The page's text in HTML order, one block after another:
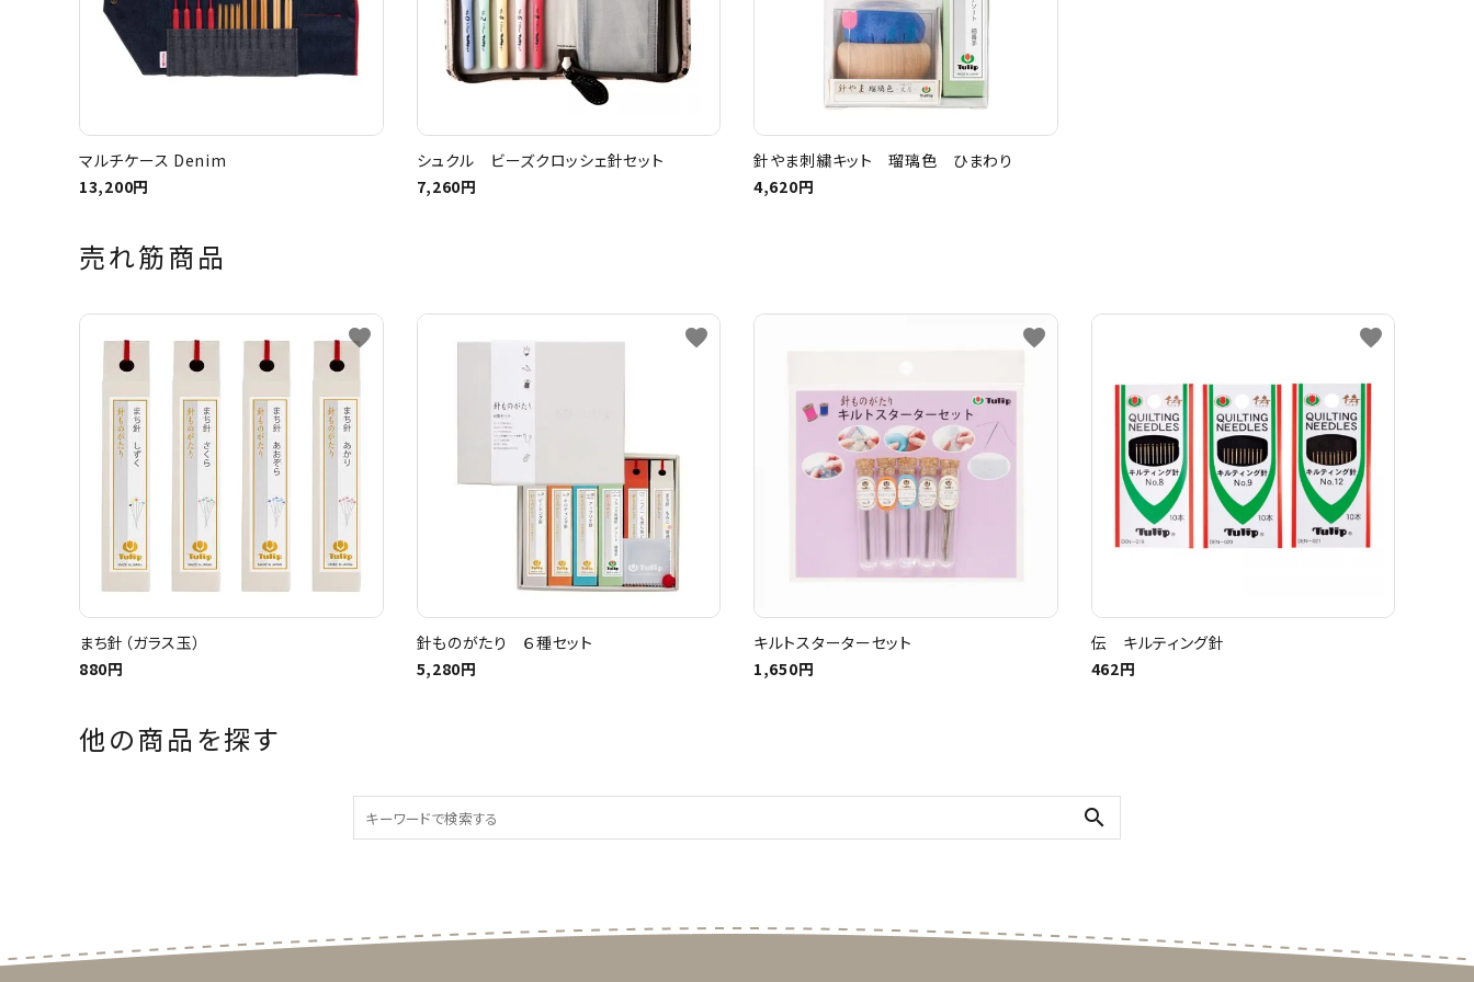
マルチケース Denim
13,200円
シュクル ビーズクロッシェ針セット
7,260円
針やま刺繍キット 瑠璃色 ひまわり
4,620円
売れ筋商品
まち針（ガラス玉）
880円
favorite
針ものがたり ６種セット
5,280円
favorite
キルトスターターセット
1,650円
favorite
伝 キルティング針
462円
favorite
他の商品を探す
search